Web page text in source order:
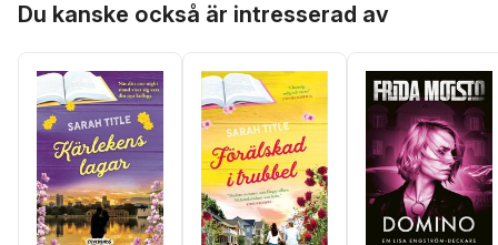
Du kanske också är intresserad av